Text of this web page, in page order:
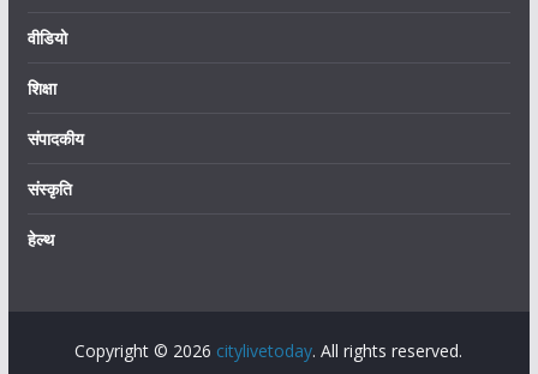
वीडियो
शिक्षा
संपादकीय
संस्कृति
हेल्थ
Copyright © 2026 citylivetoday. All rights reserved.